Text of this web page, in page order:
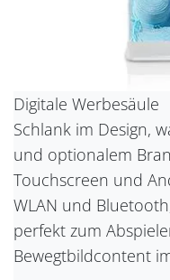
Digitale Werbesäule
Schlank im Design,
und optionalem
Touchscreen und
WLAN und
perfekt zum
Bewegtbildcontent